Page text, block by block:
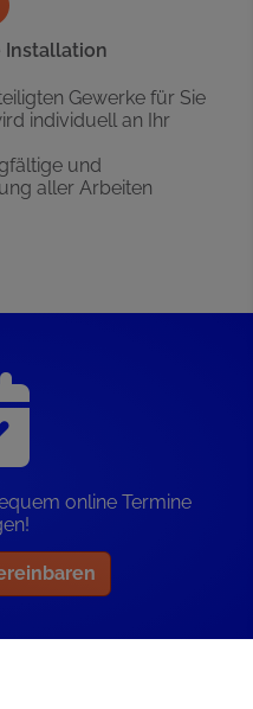
Installation
Gewerke für Sie
individuell an Ihr
und
aller Arbeiten
online Termine